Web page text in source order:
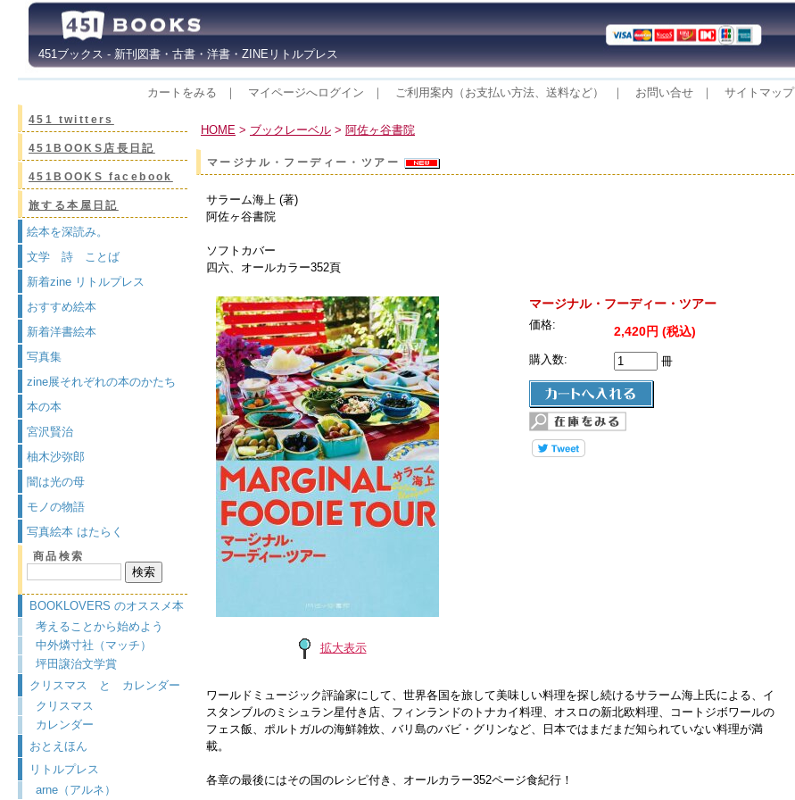
451ブックス - 新刊図書・古書・洋書・ZINEリトルプレス
カートをみる ｜ マイページへログイン ｜ ご利用案内（お支払い方法、送料など） ｜ お問い合せ ｜ サイトマップ
451 twitters
451BOOKS店長日記
451BOOKS facebook
旅する本屋日記
絵本を深読み。
文学 詩 ことば
新着zine リトルプレス
おすすめ絵本
新着洋書絵本
写真集
zine展それぞれの本のかたち
本の本
宮沢賢治
柚木沙弥郎
闇は光の母
モノの物語
写真絵本 はたらく
商品検索
BOOKLOVERS のオススメ本
考えることから始めよう
中外燐寸社（マッチ）
坪田譲治文学賞
クリスマス と カレンダー
クリスマス
カレンダー
おとえほん
リトルプレス
arne（アルネ）
HOME > ブックレーベル > 阿佐ヶ谷書院
マージナル・フーディー・ツアー
サラーム海上 (著)
阿佐ヶ谷書院
ソフトカバー
四六、オールカラー352頁
拡大表示
マージナル・フーディー・ツアー
価格: 2,420円 (税込)
購入数: 冊
ワールドミュージック評論家にして、世界各国を旅して美味しい料理を探し続けるサラーム海上氏による、イ
スタンブルのミシュラン星付き店、フィンランドのトナカイ料理、オスロの新北欧料理、コートジボワールの
フェス飯、ポルトガルの海鮮雑炊、バリ島のバビ・グリンなど、日本ではまだまだ知られていない料理が満
載。
各章の最後にはその国のレシピ付き、オールカラー352ページ食紀行！